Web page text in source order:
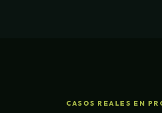
CASOS REALES EN